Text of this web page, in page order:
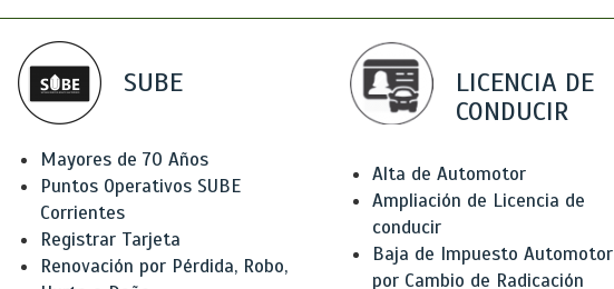
SUBE
Mayores de 70 Años
Puntos Operativos SUBE
Corrientes
Registrar Tarjeta
Renovación por Pérdida, Robo,
LICENCIA DE
CONDUCIR
Alta de Automotor
Ampliación de Licencia de
conducir
Baja de Impuesto Automotor
por Cambio de Radicación